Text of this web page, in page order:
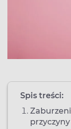
Spis treści: